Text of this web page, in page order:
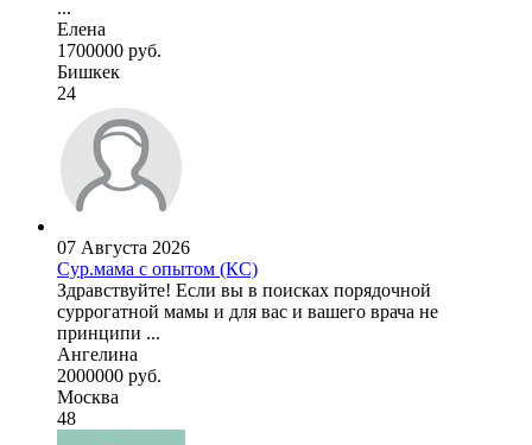
...
Елена
1700000 руб.
Бишкек
24
07 Августа 2026
Сур.мама с опытом (КС)
Здравствуйте! Если вы в поисках порядочной
суррогатной мамы и для вас и вашего врача не
принципи ...
Ангелина
2000000 руб.
Москва
48